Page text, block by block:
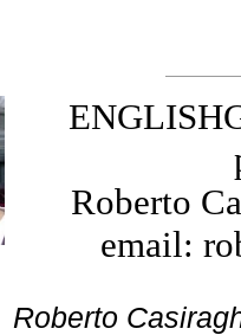
Roberto
email:
Roberto